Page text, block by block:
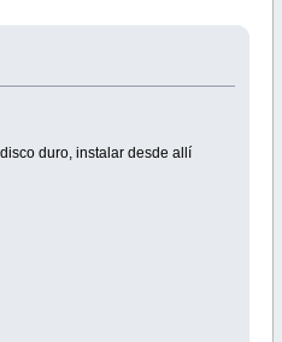
duro, instalar desde allí